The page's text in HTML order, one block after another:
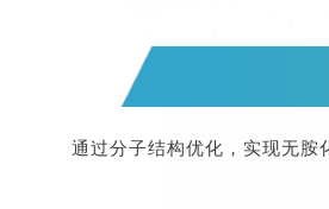
通过分子结构优化，实现无胺